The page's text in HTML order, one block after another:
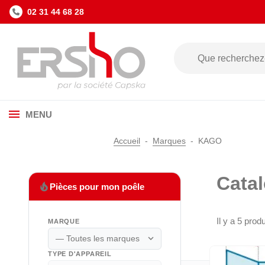
02 31 44 68 28
MENU
Accueil Marques KAGO
local_fire_department Pièces pour mon poêle
MARQUE
expand_more
TYPE D'APPAREIL
Il y a 5